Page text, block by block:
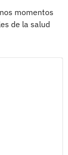
momentos
de la salud